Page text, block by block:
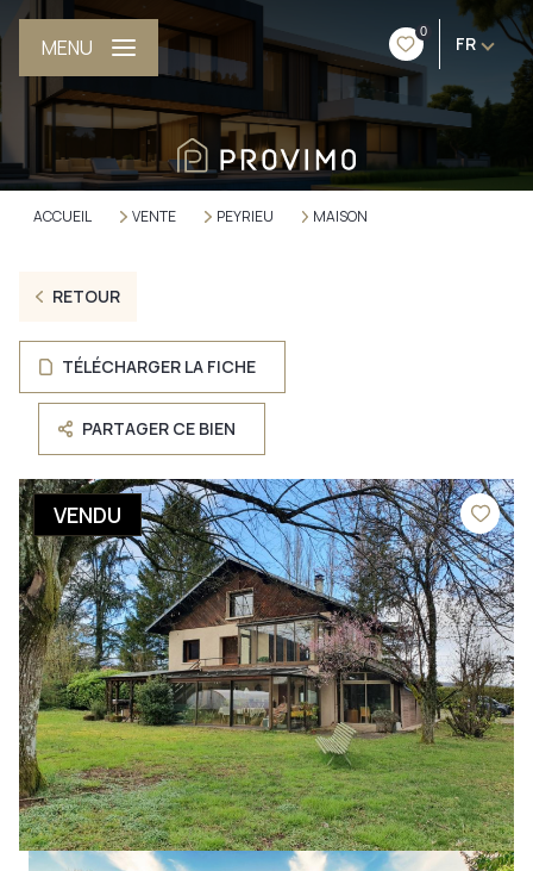
0
FR
MENU
ACCUEIL VENTE PEYRIEU MAISON
RETOUR
TÉLÉCHARGER LA FICHE
PARTAGER CE BIEN
VENDU